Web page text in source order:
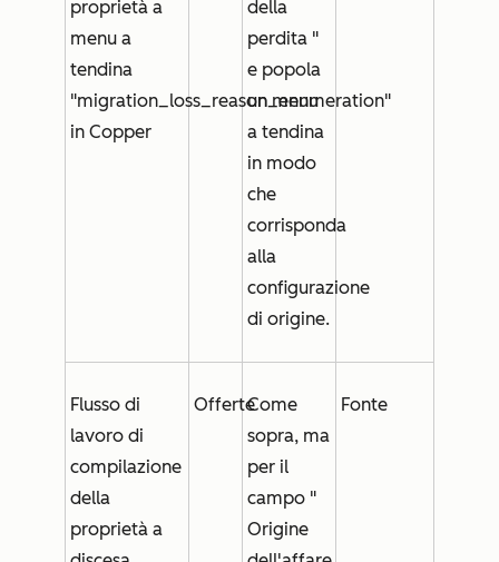
proprietà a
menu a
tendina
"migration_loss_reason_enumeration"
in Copper
della
perdita "
e popola
un menu
a tendina
in modo
che
corrisponda
alla
configurazione
di origine.
Flusso di
lavoro di
compilazione
della
proprietà a
OfferteCome
sopra, ma
per il
campo "
Origine
Fonte